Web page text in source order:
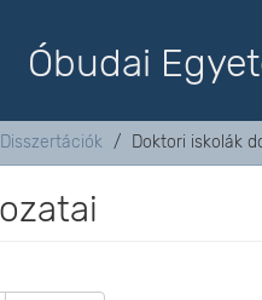
Óbudai
Doktori iskolák